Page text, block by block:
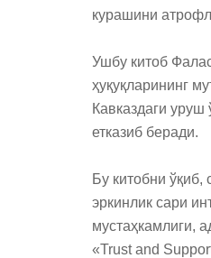
курашини
Ушбу китоб
ҳуқуқларининг
Кавказдаги
етказиб беради.
Бу китобни ўқиб,
эркинлик сари
мустаҳкамлиги,
«Trust and